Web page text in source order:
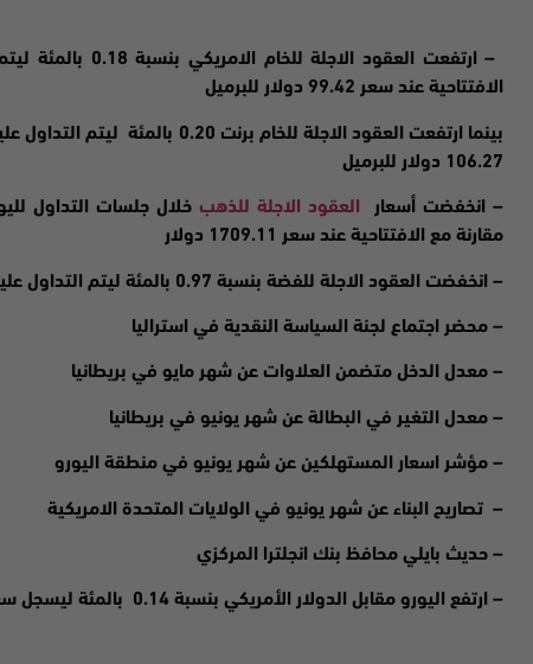
– ارتفعت
الافتتاحية عند سعر 99.42 دولار للبرميل
106.27 دولار للبرميل
– انخفضت أسعار العقود الاجلة للذهب
مقارنة مع الافتتاحية عند سعر 1709.11 دولار
– انخفضت العقود الاجلة للفضة بنسبة 0.97 بالمئة ليتم التداول عليها عند 18.65 دولار مقارنة مع الافتتاحية عند 18.84
– محضر اجتماع لجنة السياسة النقدية في استراليا
– معدل الدخل متضمن العلاوات عن شهر مايو في بريطانيا
– معدل التغير في البطالة عن شهر يونيو في بريطانيا
– مؤشر اسعار المستهلكين عن شهر يونيو في منطقة اليورو
– تصاريح البناء عن شهر يونيو في الولايات المتحدة الامريكية
– حديث بايلي محافظ بنك انجلترا المركزي
– ارتفع اليورو مقابل الدولار الأمريكي بنسبة 0.14 بالمئة ليسجل سعر 1.0157